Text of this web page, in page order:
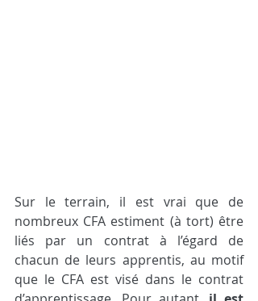
Sur le terrain, il est vrai que de
nombreux CFA estiment (à tort) être
liés par un contrat à l’égard de
chacun de leurs apprentis, au motif
que le CFA est visé dans le contrat